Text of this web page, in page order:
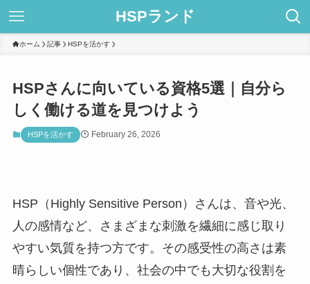
HSPランド
ホーム 記事 HSPを活かす
HSPさんに向いている資格5選｜自分ら
しく働ける道を見つけよう
HSPを活かす February 26, 2026
HSP（Highly Sensitive Person）さんは、音や光、
人の感情など、さまざまな刺激を繊細に感じ取り
やすい気質を持つ方です。その感受性の高さは素
晴らしい個性であり、社会の中でも大切な役割を